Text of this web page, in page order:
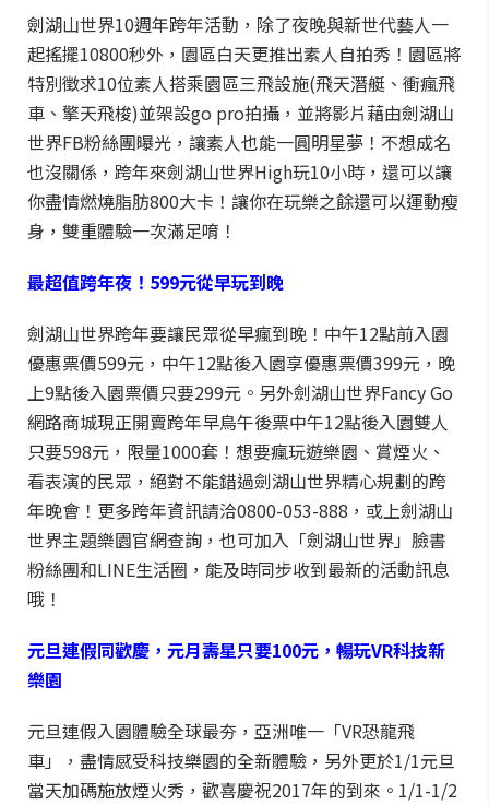
劍湖山世界10週年跨年活動，除了夜晚與新世代藝人一
起搖擺10800秒外，園區白天更推出素人自拍秀！園區將
特別徵求10位素人搭乘園區三飛設施(飛天潛艇、衝瘋飛
車、擎天飛梭)並架設go pro拍攝，並將影片藉由劍湖山
世界FB粉絲團曝光，讓素人也能一圓明星夢！不想成名
也沒關係，跨年來劍湖山世界High玩10小時，還可以讓
你盡情燃燒脂肪800大卡！讓你在玩樂之餘還可以運動瘦
身，雙重體驗一次滿足唷！
最超值跨年夜！599元從早玩到晚
劍湖山世界跨年要讓民眾從早瘋到晚！中午12點前入園
優惠票價599元，中午12點後入園享優惠票價399元，晚
上9點後入園票價只要299元。另外劍湖山世界Fancy Go
網路商城現正開賣跨年早鳥午後票中午12點後入園雙人
只要598元，限量1000套！想要瘋玩遊樂園、賞煙火、
看表演的民眾，絕對不能錯過劍湖山世界精心規劃的跨
年晚會！更多跨年資訊請洽0800-053-888，或上劍湖山
世界主題樂園官網查詢，也可加入「劍湖山世界」臉書
粉絲團和LINE生活圈，能及時同步收到最新的活動訊息
哦！
元旦連假同歡慶，元月壽星只要100元，暢玩VR科技新
樂園
元旦連假入園體驗全球最夯，亞洲唯一「VR恐龍飛
車」，盡情感受科技樂園的全新體驗，另外更於1/1元旦
當天加碼施放煙火秀，歡喜慶祝2017年的到來。1/1-1/2